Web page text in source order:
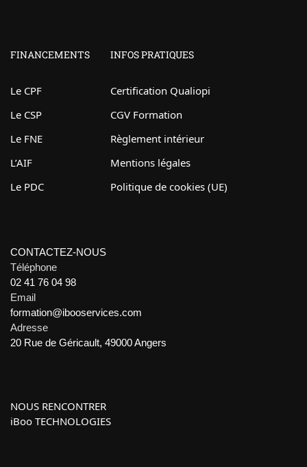
FINANCEMENTS
Le CPF
Le CSP
Le FNE
L’AIF
Le PDC
INFOS PRATIQUES
Certification Qualiopi
CGV Formation
Règlement intérieur
Mentions légales
Politique de cookies (UE)
CONTACTEZ-NOUS
Téléphone
02 41 76 04 98
Email
formation@ibooservices.com
Adresse
20 Rue de Géricault, 49000 Angers
NOUS RENCONTRER
iBoo TECHNOLOGIES